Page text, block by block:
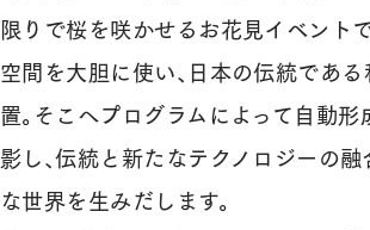
限りで桜を咲かせるお花見イベントで
空間を大胆に使い、日本の伝統であ
置。そこへプログラムによって自動形
影し、伝統と新たなテクノロジーの
な世界を生みだします。